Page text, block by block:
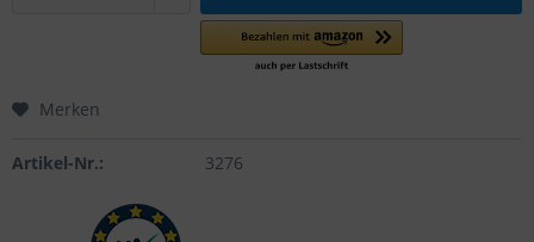
Merken
Artikel-Nr.: 3276